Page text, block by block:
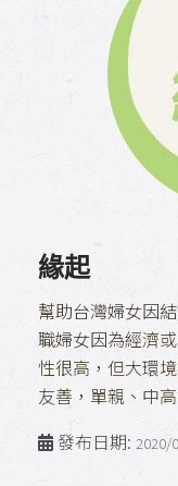
緣起
幫助台灣婦女因
職婦女因為經濟
性很高，但大環
友善，單親、中
發布日期: 2020/